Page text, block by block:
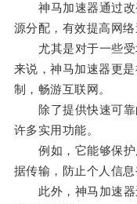
神马加速器通过改
源分配，有效提高网络
尤其是对于一些受
来说，神马加速器更
制，畅游互联网。
除了提供快速可靠
许多实用功能。
例如，它能够保护
据传输，防止个人信息
此外，神马加速器